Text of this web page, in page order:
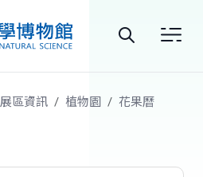
站
展區資訊 植物園
花果曆